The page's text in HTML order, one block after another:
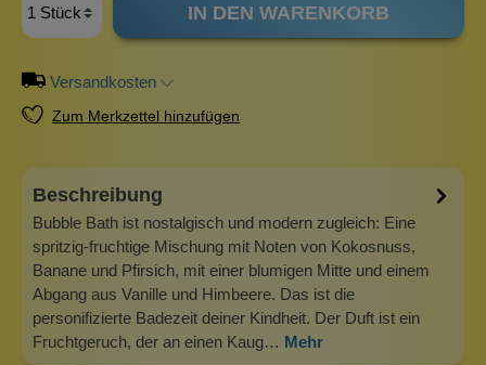
IN DEN WARENKORB
Versandkosten
Zum Merkzettel hinzufügen
Beschreibung
Bubble Bath ist nostalgisch und modern zugleich: Eine
spritzig-fruchtige Mischung mit Noten von Kokosnuss,
Banane und Pfirsich, mit einer blumigen Mitte und einem
Abgang aus Vanille und Himbeere. Das ist die
personifizierte Badezeit deiner Kindheit. Der Duft ist ein
Fruchtgeruch, der an einen Kaug… Mehr